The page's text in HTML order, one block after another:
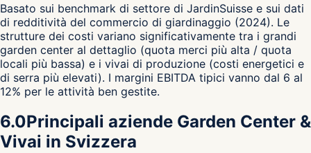
Basato sui benchmark di settore di JardinSuisse e sui dati
di redditività del commercio di giardinaggio (2024). Le
strutture dei costi variano significativamente tra i grandi
garden center al dettaglio (quota merci più alta / quota
locali più bassa) e i vivai di produzione (costi energetici e
di serra più elevati). I margini EBITDA tipici vanno dal 6 al
12% per le attività ben gestite.
6.0Principali aziende Garden Center &
Vivai in Svizzera